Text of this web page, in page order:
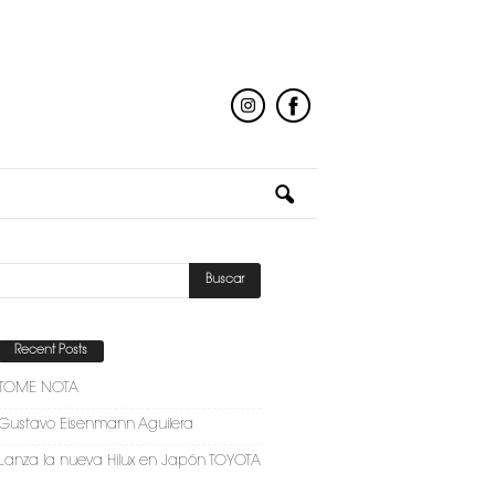
Recent Posts
TOME NOTA
Eisenmann Aguilera
Lanza la nueva Hilux en Japón TOYOTA